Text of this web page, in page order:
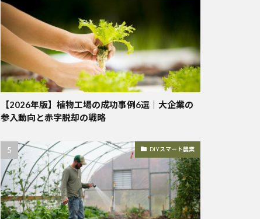
【2026年版】植物工場の成功事例6選｜大企業の
参入動向と赤字脱却の戦略
DIYスマート農業